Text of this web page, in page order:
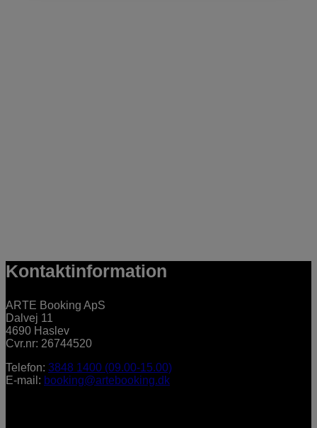
Kontaktinformation
ARTE Booking ApS
Dalvej 11
4690 Haslev
Cvr.nr: 26744520
Telefon: 3848 1400 (09.00-15.00)
E-mail: booking@artebooking.dk